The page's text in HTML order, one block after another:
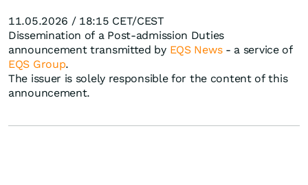
11.05.2026 / 18:15 CET/CEST
Dissemination of a Post-admission Duties
announcement transmitted by EQS News- a service of
EQS Group.
The issuer is solely responsible for the content of this
announcement.